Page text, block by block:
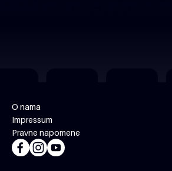
O nama
Impressum
Pravne napomene